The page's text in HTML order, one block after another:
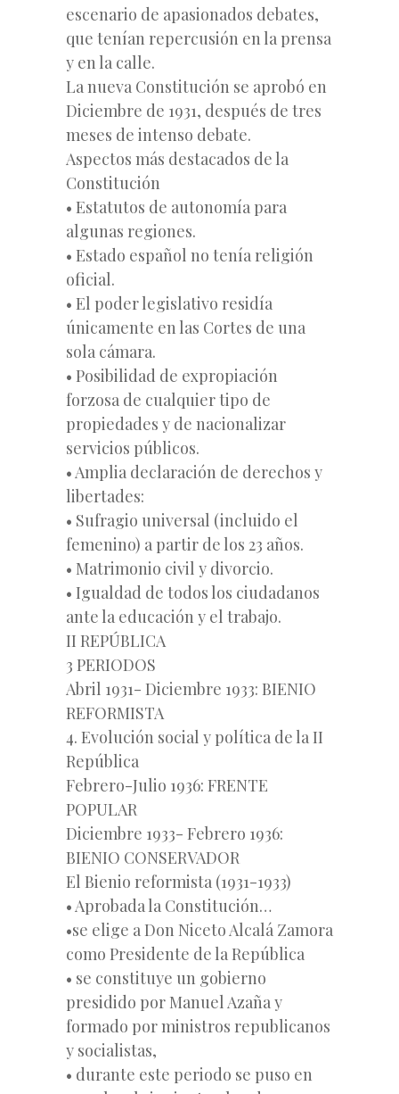
escenario de apasionados debates,
que tenían repercusión en la prensa
y en la calle.
La nueva Constitución se aprobó en
Diciembre de 1931, después de tres
meses de intenso debate.
Aspectos más destacados de la
Constitución
• Estatutos de autonomía para
algunas regiones.
• Estado español no tenía religión
oficial.
• El poder legislativo residía
únicamente en las Cortes de una
sola cámara.
• Posibilidad de expropiación
forzosa de cualquier tipo de
propiedades y de nacionalizar
servicios públicos.
• Amplia declaración de derechos y
libertades:
• Sufragio universal (incluido el
femenino) a partir de los 23 años.
• Matrimonio civil y divorcio.
• Igualdad de todos los ciudadanos
ante la educación y el trabajo.
II REPÚBLICA
3 PERIODOS
Abril 1931- Diciembre 1933: BIENIO
REFORMISTA
4. Evolución social y política de la II
República
Febrero-Julio 1936: FRENTE
POPULAR
Diciembre 1933- Febrero 1936:
BIENIO CONSERVADOR
El Bienio reformista (1931-1933)
• Aprobada la Constitución…
•se elige a Don Niceto Alcalá Zamora
como Presidente de la República
• se constituye un gobierno
presidido por Manuel Azaña y
formado por ministros republicanos
y socialistas,
• durante este periodo se puso en